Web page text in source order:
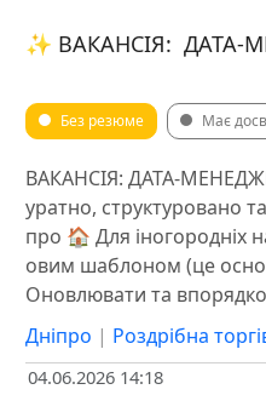
✨ ВАКАНСІЯ: ДАТА-
Без резюме Має
ВАКАНСІЯ: ДАТА-
уратно, структуровано
про 🏠 Для
овим шаблоном (це
Оновлювати та
Дніпро | Роздрібна
04.06.2026 14:18